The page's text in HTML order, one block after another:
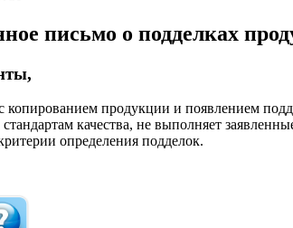
письмо о подделках
копированием продукции и появлением
качества, не выполняет
определения подделок.